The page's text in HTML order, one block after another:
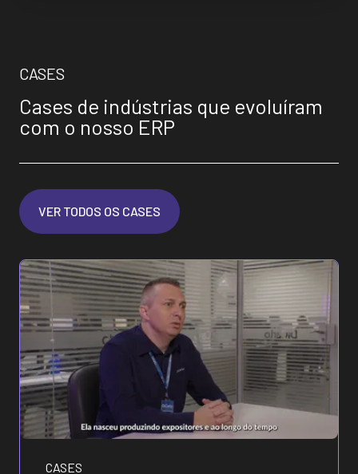
CASES
Cases de indústrias que evoluíram
com o nosso ERP
VER TODOS OS CASES
CASES